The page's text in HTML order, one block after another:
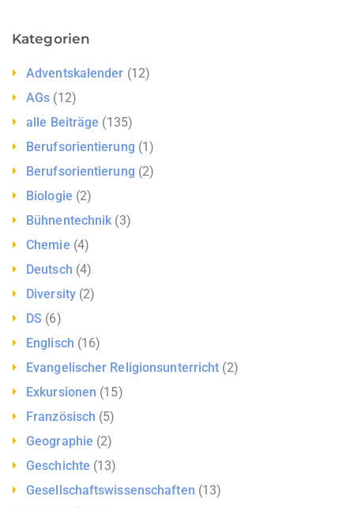
Kategorien
Adventskalender (12)
AGs (12)
alle Beiträge (135)
Berufsorientierung (1)
Berufsorientierung (2)
Biologie (2)
Bühnentechnik (3)
Chemie (4)
Deutsch (4)
Diversity(2)
DS (6)
Englisch (16)
Evangelischer Religionsunterricht (2)
Exkursionen (15)
Französisch (5)
Geographie (2)
Geschichte (13)
Gesellschaftswissenschaften (13)